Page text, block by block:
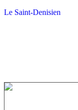
Le Saint-Denisien